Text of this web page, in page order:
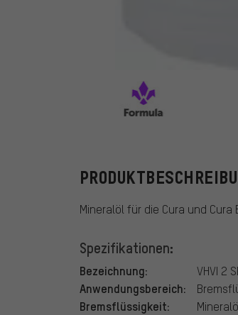
Mineralöl für die Cura und
Spezifikationen:
Bezeichnung: VHVI 2
Anwendungsbereich:
Bremsflüssigkeit: